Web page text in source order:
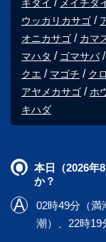
キダイ メイチダ
ウッカリカサゴ
オニカサゴ
カマ
マハタ
ゴマサバ
クエ
マゴチ ク
アヤメカサゴ
ホ
キハダ
本日（2026年
か？
02時49分（満
潮）、22時19